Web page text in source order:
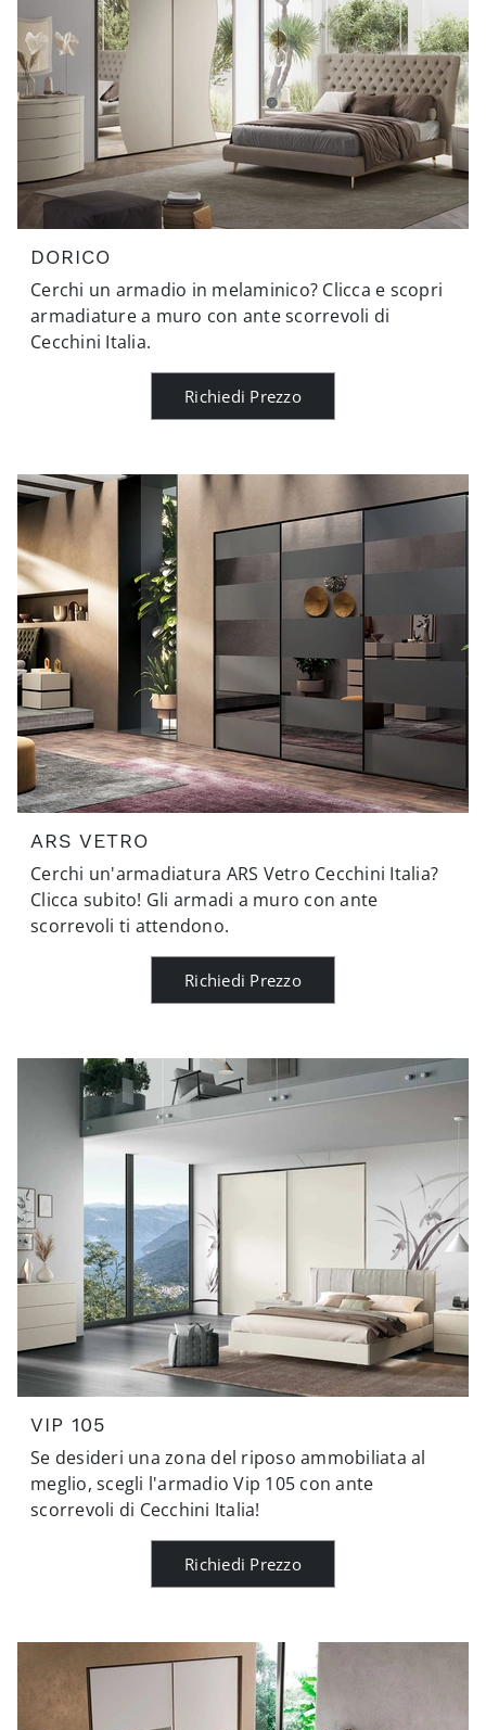
DORICO
Cerchi un armadio in melaminico? Clicca e scopri
armadiature a muro con ante scorrevoli di
Cecchini Italia.
Richiedi Prezzo
ARS VETRO
Cerchi un'armadiatura ARS Vetro Cecchini Italia?
Clicca subito! Gli armadi a muro con ante
scorrevoli ti attendono.
Richiedi Prezzo
VIP 105
Se desideri una zona del riposo ammobiliata al
meglio, scegli l'armadio Vip 105 con ante
scorrevoli di Cecchini Italia!
Richiedi Prezzo